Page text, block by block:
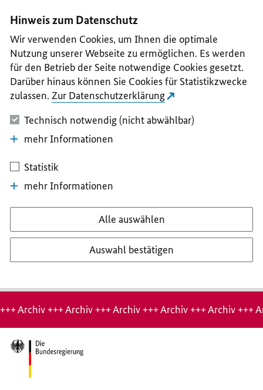
II
III
IV
V
Hinweis zum Datenschutz
Wir verwenden Cookies, um Ihnen die optimale
Nutzung unserer Webseite zu ermöglichen. Es werden
für den Betrieb der Seite notwendige Cookies gesetzt.
Darüber hinaus können Sie Cookies für Statistikzwecke
zulassen. Zur Datenschutzerklärung
Technisch notwendig (nicht abwählbar)
mehr Informationen
Statistik
mehr Informationen
Alle auswählen
Auswahl bestätigen
Hinweis:
Archiv-
Seite
+++ Archiv +++ Archiv +++ Archiv +++ Archiv +++ Archiv +++